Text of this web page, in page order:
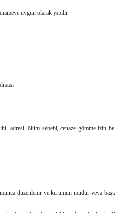
uygun olarak yapılır.
adresi, ölüm sebebi, cenaze gömme izin
düzenlenir ve kurumun müdür veya